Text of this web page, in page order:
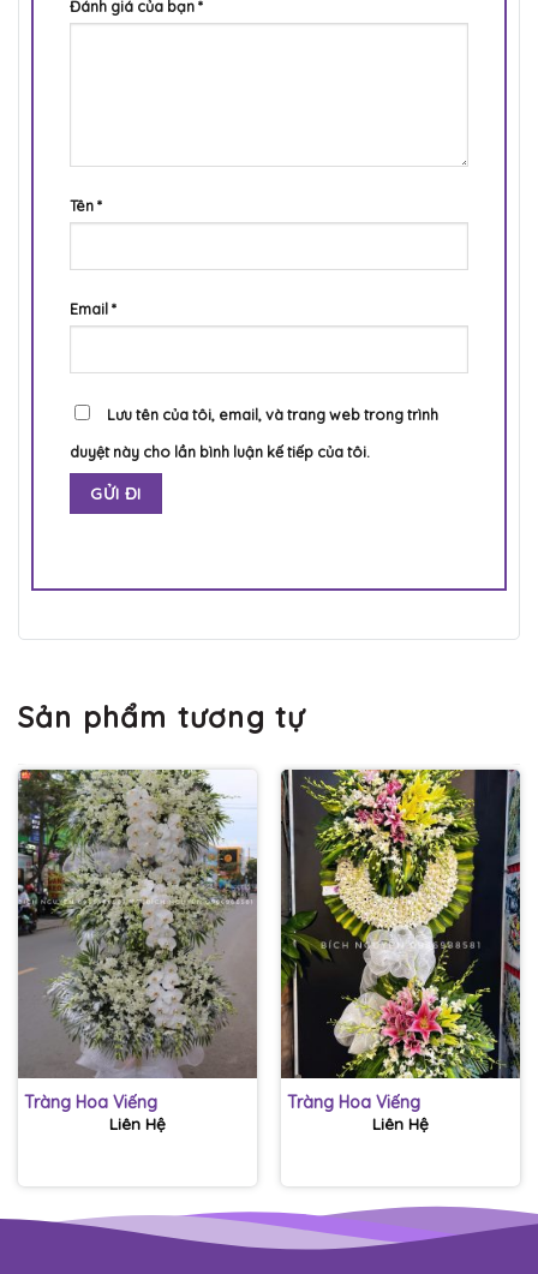
Đánh giá của bạn*
Tên*
Email*
Lưu tên của tôi, email, và trang web trong trình
duyệt này cho lần bình luận kế tiếp của tôi.
Sản phẩm tương tự
Tràng Hoa Viếng
Liên Hệ
Tràng Hoa Viếng
Liên Hệ